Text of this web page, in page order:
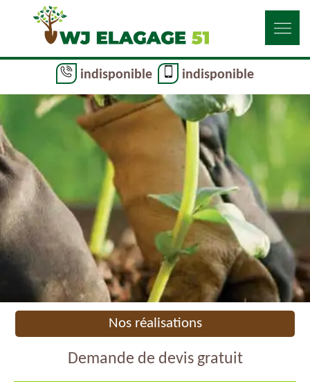
indisponible indisponible
Nos réalisations
Demande de devis gratuit